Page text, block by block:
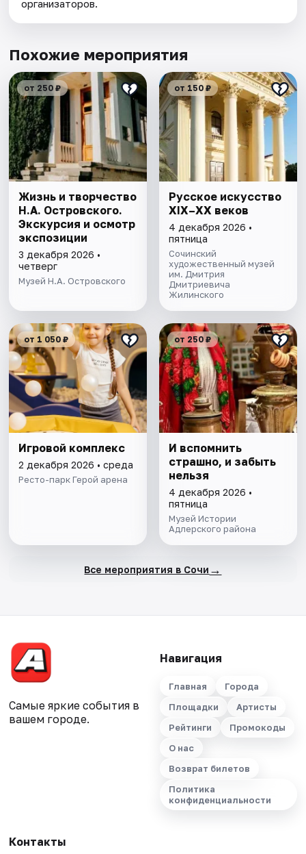
организаторов.
Похожие мероприятия
от 250 ₽
Жизнь и творчество
Н.А. Островского.
Экскурсия и осмотр
экспозиции
3 декабря 2026 •
четверг
Музей Н.А. Островского
от 150 ₽
Русское искусство
XIX–XX веков
4 декабря 2026 •
пятница
Сочинский
художественный музей
им. Дмитрия
Дмитриевича
Жилинского
от 1 050 ₽
Игровой комплекс
2 декабря 2026 • среда
Ресто-парк Герой арена
от 250 ₽
И вспомнить
страшно, и забыть
нельзя
4 декабря 2026 •
пятница
Музей Истории
Адлерского района
Все мероприятия в Сочи →
Самые яркие события в
вашем городе.
Навигация
Главная
Города
Площадки
Артисты
Рейтинги
Промокоды
О нас
Возврат билетов
Политика
конфиденциальности
Контакты